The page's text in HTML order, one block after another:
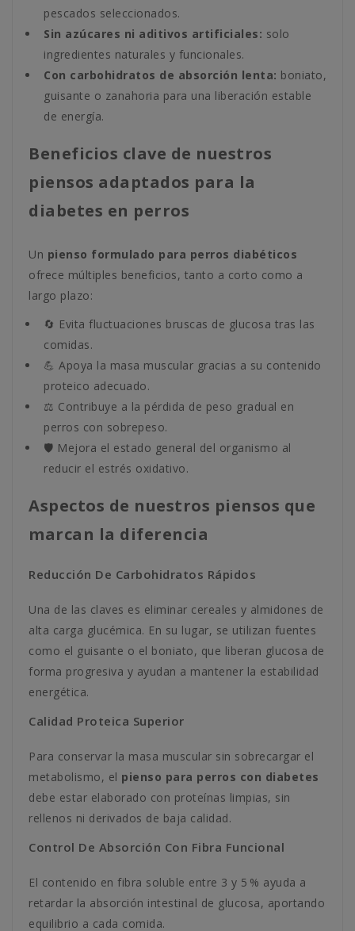
pescados seleccionados.
Sin azúcares ni aditivos artificiales: solo
ingredientes naturales y funcionales.
Con carbohidratos de absorción lenta: boniato,
guisante o zanahoria para una liberación estable
de energía.
Beneficios clave de nuestros
piensos adaptados para la
diabetes en perros
Un pienso formulado para perros diabéticos
ofrece múltiples beneficios, tanto a corto como a
largo plazo:
🔄 Evita fluctuaciones bruscas de glucosa tras las
comidas.
💪 Apoya la masa muscular gracias a su contenido
proteico adecuado.
⚖️ Contribuye a la pérdida de peso gradual en
perros con sobrepeso.
🛡️ Mejora el estado general del organismo al
reducir el estrés oxidativo.
Aspectos de nuestros piensos que
marcan la diferencia
Reducción De Carbohidratos Rápidos
Una de las claves es eliminar cereales y almidones de
alta carga glucémica. En su lugar, se utilizan fuentes
como el guisante o el boniato, que liberan glucosa de
forma progresiva y ayudan a mantener la estabilidad
energética.
Calidad Proteica Superior
Para conservar la masa muscular sin sobrecargar el
metabolismo, el pienso para perros con diabetes
debe estar elaborado con proteínas limpias, sin
rellenos ni derivados de baja calidad.
Control De Absorción Con Fibra Funcional
El contenido en fibra soluble entre 3 y 5 % ayuda a
retardar la absorción intestinal de glucosa, aportando
equilibrio a cada comida.